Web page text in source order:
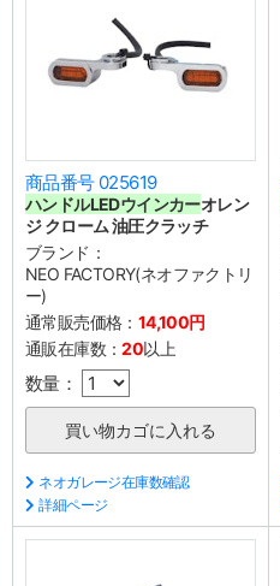
商品番号 025619
ハンドルLEDウインカーオレン
ジ クローム 油圧クラッチ
ブランド：
NEO FACTORY(ネオファクトリ
ー)
通常販売価格： 14,100円
通販在庫数：20以上
数量：
ネオガレージ在庫数確認
詳細ページ